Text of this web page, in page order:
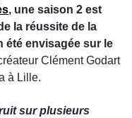
, une saison 2 est
la réussite de la
été envisagée sur le
Clément Godart
à Lille.
sur plusieurs